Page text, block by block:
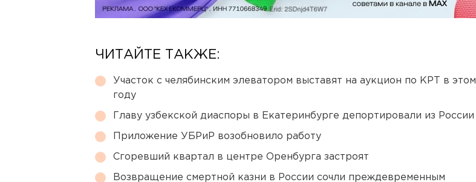
ЧИТАЙТЕ ТАКЖЕ:
Участок с челябинским элеватором выставят на аукцион по КРТ в этом
году
Главу узбекской диаспоры в Екатеринбурге депортировали из России
Приложение УБРиР возобновило работу
Сгоревший квартал в центре Оренбурга застроят
Возвращение смертной казни в России сочли преждевременным